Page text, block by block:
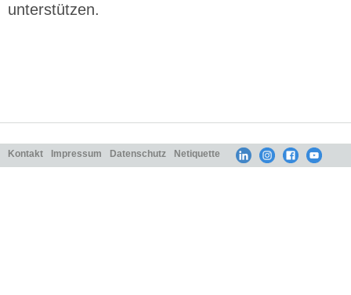
unterstützen.
Kontakt Impressum Datenschutz Netiquette